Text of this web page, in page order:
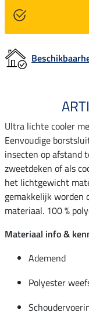
Ultra lichte cooler
Eenvoudige
insecten op afstand
zweetdeken of als
het lichtgewicht
gemakkelijk worden
materiaal. 100 %
Materiaal info &
Ademend
Polyester